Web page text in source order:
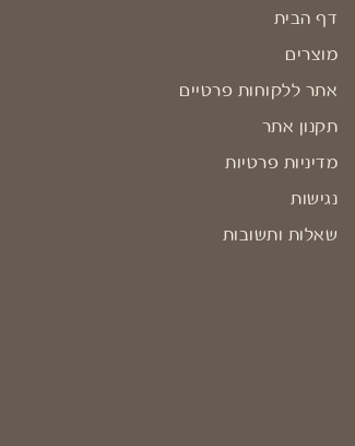
דף הבית
מוצרים
אתר ללקוחות פרטיים
תקנון אתר
מדיניות פרטיות
נגישות
שאלות ותשובות